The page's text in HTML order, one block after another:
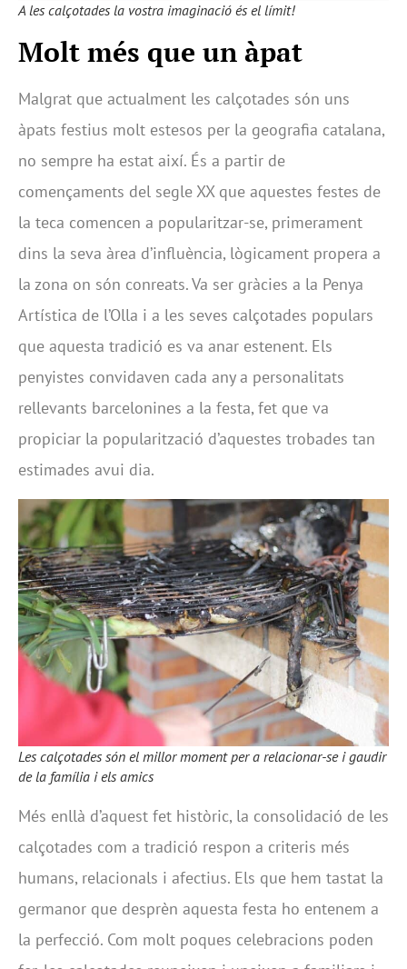
A les calçotades la vostra imaginació és el límit!
Molt més que un àpat
Malgrat que actualment les calçotades són uns
àpats festius molt estesos per la geografia catalana,
no sempre ha estat així. És a partir de
començaments del segle XX que aquestes festes de
la teca comencen a popularitzar-se, primerament
dins la seva àrea d’influència, lògicament propera a
la zona on són conreats. Va ser gràcies a la Penya
Artística de l’Olla i a les seves calçotades populars
que aquesta tradició es va anar estenent. Els
penyistes convidaven cada any a personalitats
rellevants barcelonines a la festa, fet que va
propiciar la popularització d’aquestes trobades tan
estimades avui dia.
Les calçotades són el millor moment per a relacionar-se i gaudir
de la família i els amics
Més enllà d’aquest fet històric, la consolidació de les
calçotades com a tradició respon a criteris més
humans, relacionals i afectius. Els que hem tastat la
germanor que desprèn aquesta festa ho entenem a
la perfecció. Com molt poques celebracions poden